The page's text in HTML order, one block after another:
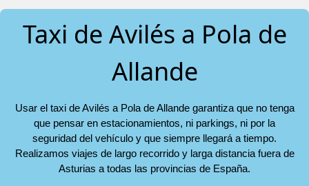
Taxi de Avilés a Pola de
Allande
Usar el taxi de Avilés a Pola de Allande garantiza que no tenga
que pensar en estacionamientos, ni parkings, ni por la
seguridad del vehículo y que siempre llegará a tiempo.
Realizamos viajes de largo recorrido y larga distancia fuera de
Asturias a todas las provincias de España.